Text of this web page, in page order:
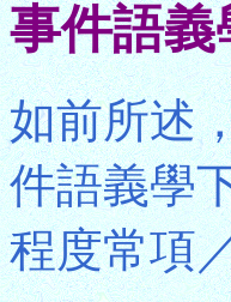
事件語義
如前所述
件語義學
程度常項